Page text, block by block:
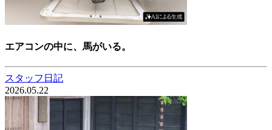
エアコンの中に、馬がいる。
スタッフ日記
2026.05.22